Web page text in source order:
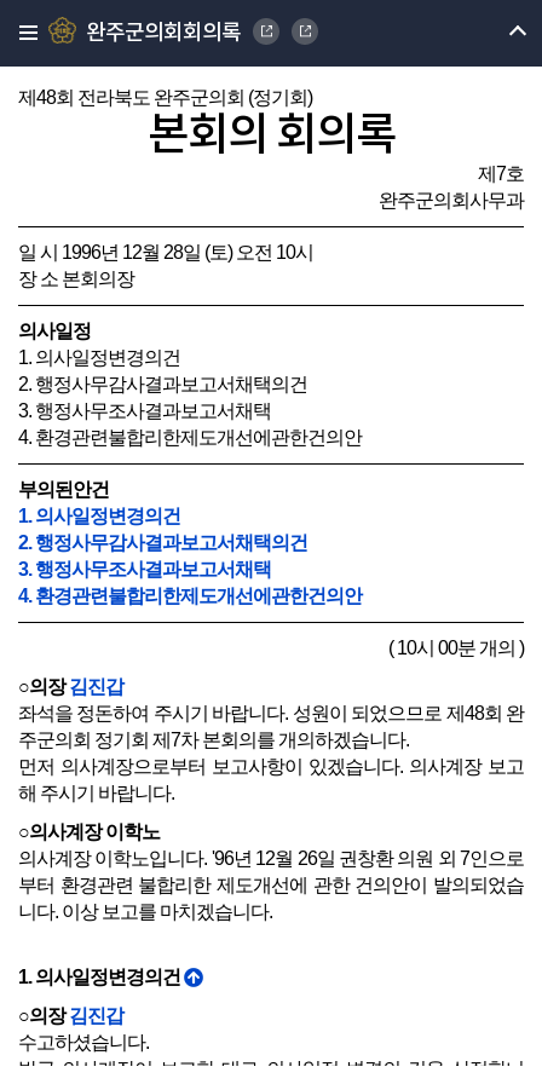
완주군의회회의록
제48회 전라북도 완주군의회 (정기회)
본회의 회의록
제7호
완주군의회사무과
일 시 1996년 12월 28일 (토) 오전 10시
장 소 본회의장
의사일정
1. 의사일정변경의건
2. 행정사무감사결과보고서채택의건
3. 행정사무조사결과보고서채택
4. 환경관련불합리한제도개선에관한건의안
부의된안건
1. 의사일정변경의건
2. 행정사무감사결과보고서채택의건
3. 행정사무조사결과보고서채택
4. 환경관련불합리한제도개선에관한건의안
( 10시 00분 개의 )
○의장김진갑
좌석을 정돈하여 주시기 바랍니다. 성원이 되었으므로 제48회 완
주군의회 정기회 제7차 본회의를 개의하겠습니다.
먼저 의사계장으로부터 보고사항이 있겠습니다. 의사계장 보고
해 주시기 바랍니다.
○의사계장 이학노
의사계장 이학노입니다. '96년 12월 26일 권창환 의원 외 7인으로
부터 환경관련 불합리한 제도개선에 관한 건의안이 발의되었습
니다. 이상 보고를 마치겠습니다.
1. 의사일정변경의건
○의장김진갑
수고하셨습니다.
방금 의사계장이 보고한 대로 의사일정 변경의 건을 상정합니